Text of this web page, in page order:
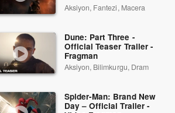
Aksiyon, Fantezi, Macera
Dune: Part Three -
Official Teaser Trailer -
Fragman
Aksiyon, Bilimkurgu, Dram
Spider-Man: Brand New
Day – Official Trailer -